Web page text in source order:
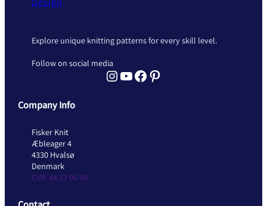
Explore unique knitting patterns for every skill level.
Follow on social media
Instagram Fisker Knit YouTube Fisker Knit Facebook Fisker Knit Pinterest Fisker Knit
Company Info
Fisker Knit
Æbleager 4
4330 Hvalsø
Denmark
CVR: 44 23 96 98